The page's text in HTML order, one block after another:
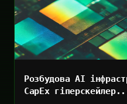
Розбудова AI
CapEx